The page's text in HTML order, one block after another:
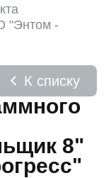
"Энтом -
8"
К списку